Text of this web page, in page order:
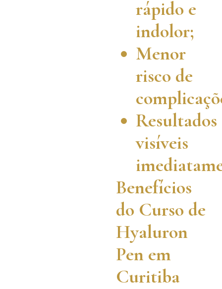
rápido e
indolor;
Menor
risco de
Resultados
visíveis
Benefícios
do Curso de
Hyaluron
Pen em
Curitiba